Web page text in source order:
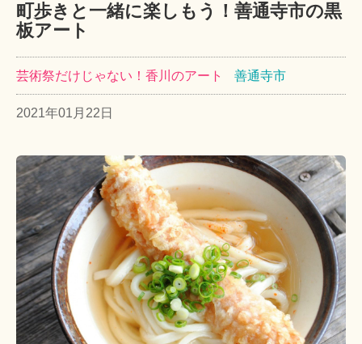
町歩きと一緒に楽しもう！善通寺市の黒
板アート
芸術祭だけじゃない！香川のアート 善通寺市
2021年01月22日